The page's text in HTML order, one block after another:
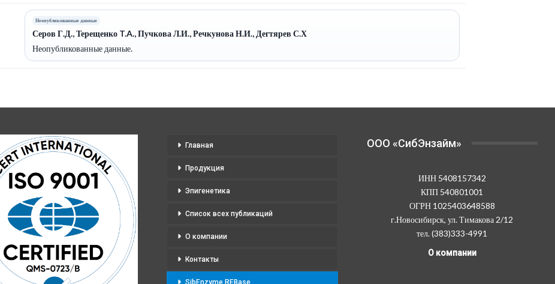
Неопубликованные данные
Серов Г.Д., Терещенко T.A., Пучкова Л.И., Речкунова Н.И., Дегтярев С.Х
Неопубликованные данные.
Главная
Продукция
Эпигенетика
Список всех публикаций
О компании
Контакты
SibEnzyme REBase
OOO «СибЭнзайм»
ИНН 5408157342
КПП 540801001
ОГРН 1025403648588
г.Новосибирск, ул. Тимакова 2/12
тел. (383)333-4991
О компании